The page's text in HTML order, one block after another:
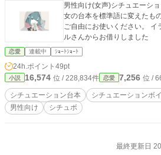
男性向け(女声)シチュエーシ
女の台本を標準語に変えたも
ご自由にお使いください。 イ
ルさんからお借りしました
恋愛 連載中 ｼｮｰﾄｼｮｰﾄ
24h.ポイント 49pt
小説 16,574 位 / 228,834件 恋愛 7,256 位 /
シチュエーション台本 シチュエーションボ
男性向け
シチュボ
最終更新日